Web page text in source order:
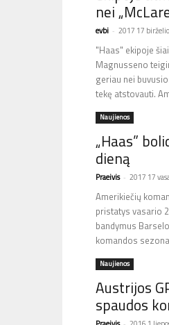
nei
evbi - 2017 17 birželio
"Haas" ekipoje
Magnusseno
geriau nei
tekę atstovauti.
Naujienos
„Haas”
dieną
Praeivis - 2017 17
Amerikiečių
pristatys vasario
bandymus
komandos
Naujienos
Austrijos
spaudos